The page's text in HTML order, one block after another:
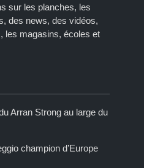
sur les planches, les
des news, des vidéos,
les magasins, écoles et
Arran Strong au large du
champion d’Europe